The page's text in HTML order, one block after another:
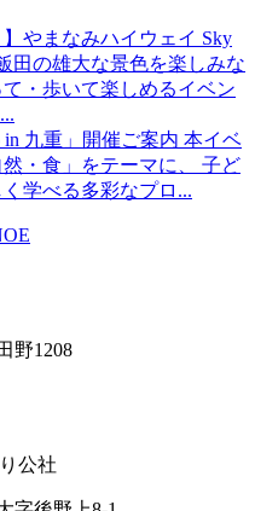
】やまなみハイウェイ Sky
田の雄大な景色を楽しみな
・歩いて楽しめるイベン
in 九重」開催ご案内 本イベ
・食」をテーマに、 子ど
学べる多彩なプロ...
野1208